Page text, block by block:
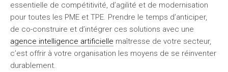
essentielle de compétitivité, d’agilité et de modernisation
pour toutes les PME et TPE. Prendre le temps d’anticiper,
de co-construire et d’intégrer ces solutions avec une
agence intelligence artificielle maîtresse de votre secteur,
c’est offrir à votre organisation les moyens de se réinventer
durablement.